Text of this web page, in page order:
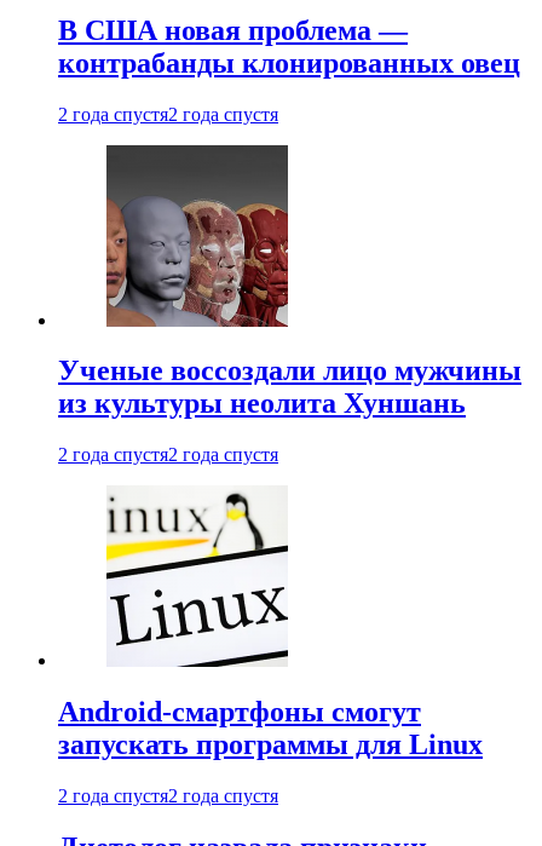
В США новая проблема —
контрабанды клонированных овец
2 года спустя2 года спустя
Ученые воссоздали лицо мужчины
из культуры неолита Хуншань
2 года спустя2 года спустя
Android-смартфоны смогут
запускать программы для Linux
2 года спустя2 года спустя